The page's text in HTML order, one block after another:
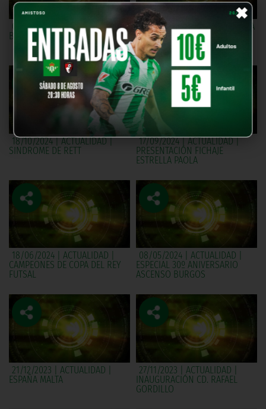
×
09/11/2024 | REGATA SEVILLA -
BETIS
25/10/2024 | UNIDOS POR UNA
PASIÓN | PEÑA BÉTICA EL
FONTANAL
18/10/2024 | ACTUALIDAD |
SINDROME DE RETT
17/09/2024 | ACTUALIDAD |
PRESENTACIÓN FICHAJE
ESTRELLA PAOLA
18/06/2024 | ACTUALIDAD |
CAMPEONES DE COPA DEL REY
FUTSAL
08/05/2024 | ACTUALIDAD |
ESPECIAL 30º ANIVERSARIO
ASCENSO BURGOS
21/12/2023 | ACTUALIDAD |
ESPAÑA MALTA
27/11/2023 | ACTUALIDAD |
INAUGURACIÓN CD. RAFAEL
GORDILLO